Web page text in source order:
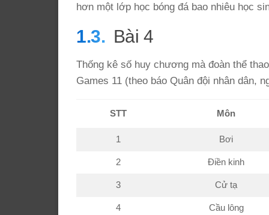
hơn một lớp học bóng đá bao nhiêu học
Bài 4
Thống kê số huy chương mà đoàn thể
Games 11 (theo báo Quân đội nhân dân,
STT Môn
1 Bơi
2 Điền kinh
3 Cử tạ
4 Cầu lông